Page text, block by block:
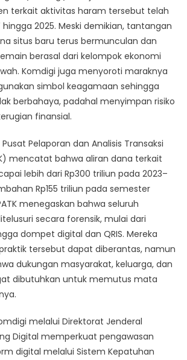
terkait aktivitas haram tersebut telah
hingga 2025. Meski demikian, tantangan
situs baru terus bermunculan dan
berasal dari kelompok ekonomi
Komdigi juga menyoroti maraknya
simbol keagamaan sehingga
berbahaya, padahal menyimpan risiko
finansial.
Pelaporan dan Analisis Transaksi
mencatat bahwa aliran dana terkait
lebih dari Rp300 triliun pada 2023–
Rp155 triliun pada semester
menegaskan bahwa seluruh
secara forensik, mulai dari
dompet digital dan QRIS. Mereka
tersebut dapat diberantas, namun
dukungan masyarakat, keluarga, dan
dibutuhkan untuk memutus mata
melalui Direktorat Jenderal
Digital memperkuat pengawasan
digital melalui Sistem Kepatuhan